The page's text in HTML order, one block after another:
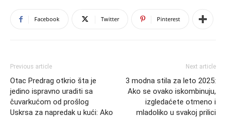
Facebook Twitter Pinterest
Previous article
Otac Predrag otkrio šta je
jedino ispravno uraditi sa
čuvarkućom od prošlog
Uskrsa za napredak u kući: Ako
Next article
3 modna stila za leto 2025:
Ako se ovako iskombinuju,
izgledaćete otmeno i
mladoliko u svakoj prilici